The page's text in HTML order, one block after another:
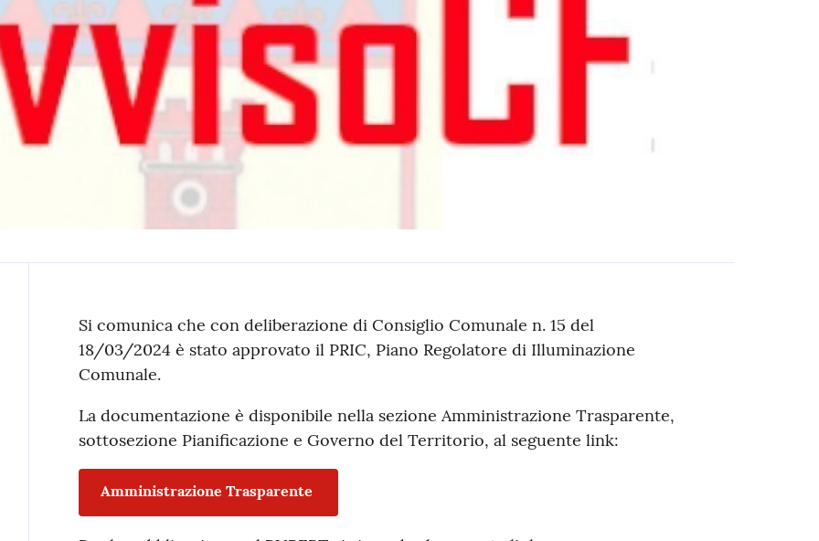
Contenuto
Si comunica che con deliberazione di Consiglio Comunale n. 15 del
18/03/2024 è stato approvato il PRIC, Piano Regolatore di Illuminazione
Comunale.
La documentazione è disponibile nella sezione Amministrazione Trasparente,
sottosezione Pianificazione e Governo del Territorio, al seguente link:
Amministrazione Trasparente